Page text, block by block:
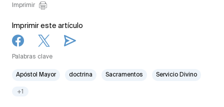
Imprimir
Imprimir este artículo
Palabras clave
Apóstol Mayor doctrina Sacramentos Servicio Divino
+1